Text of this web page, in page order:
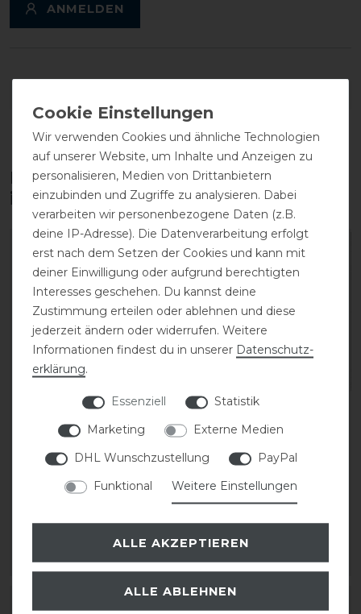
ANMELDEN
Diese Produkte könnten dich auch
interessieren
-13%
Acavallo Widerristfreies
Konfigurations-
Back Riser
ARTIKEL MERKEN
-13%
Acavallo Widerristfreies
Konfigurations-
Back Riser
ARTIKEL MERKEN
Wir verwenden Cookies und ähnliche Technologien
auf unserer Website, um Inhalte und Anzeigen zu
personalisieren, Medien von Drittanbietern
einzubinden und Zugriffe zu analysieren. Dabei
verarbeiten wir personenbezogene Daten (z.B.
deine IP-Adresse). Die Datenverarbeitung erfolgt
erst nach dem Setzen der Cookies und kann mit
deiner Einwilligung oder aufgrund berechtigten
Interesses geschehen. Du kannst deine
Zustimmung erteilen oder ablehnen und diese
jederzeit ändern oder widerrufen. Weitere
Informationen findest du in unserer Daten­schutz­
erklärung.
Essenziell
Statistik
Marketing
Externe Medien
DHL Wunschzustellung
PayPal
Funktional
Weitere Einstellungen
ALLE AKZEPTIEREN
ALLE ABLEHNEN